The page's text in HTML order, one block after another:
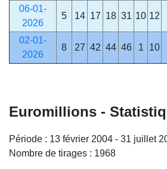
06-01-
2026
5 14 17 18 31 10 12
02-01-
2026
8 27 42 44 46 1 10
Euromillions -
Période : 13 février 2004 - 31 juillet
Nombre de tirages : 1968